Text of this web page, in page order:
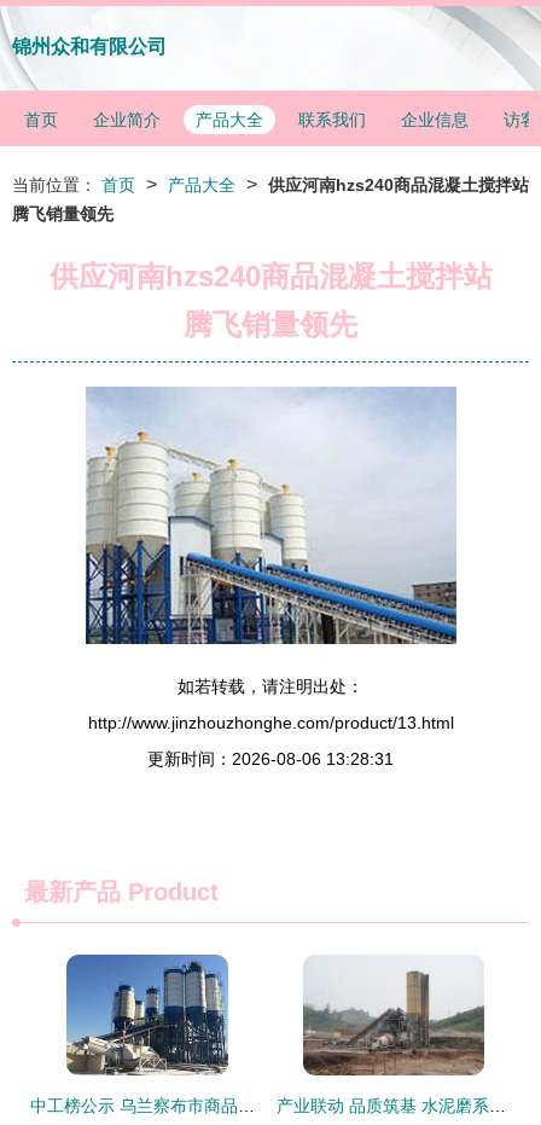
锦州众和有限公司
首页 企业简介 产品大全 联系我们 企业信息 访客
当前位置： 首页 > 产品大全 > 供应河南hzs240商品混凝土搅拌站
腾飞销量领先
供应河南hzs240商品混凝土搅拌站
腾飞销量领先
如若转载，请注明出处：
http://www.jinzhouzhonghe.com/product/13.html
更新时间：2026-08-06 13:28:31
最新产品 Product